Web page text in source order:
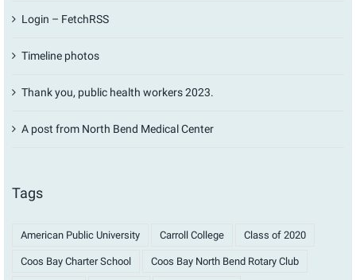
Login – FetchRSS
Timeline photos
Thank you, public health workers 2023.
A post from North Bend Medical Center
Tags
American Public University Carroll College Class of 2020
Coos Bay Charter School Coos Bay North Bend Rotary Club